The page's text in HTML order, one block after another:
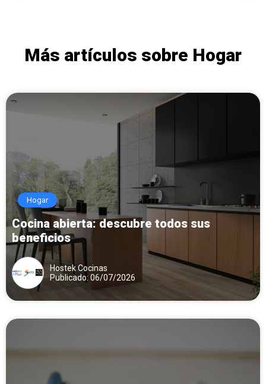
Más artículos sobre Hogar
Hogar
Cocina abierta: descubre todos sus
beneficios
Hostek Cocinas
Publicado: 06/07/2026